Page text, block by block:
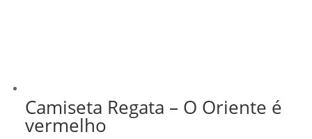
Camiseta Regata – O Oriente é
vermelho